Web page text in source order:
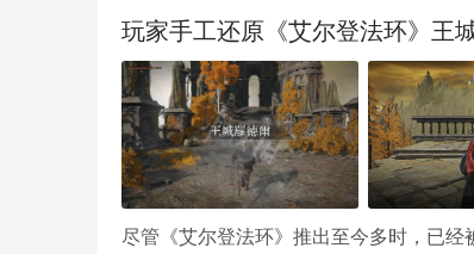
玩家手工还原《艾尔登法环》王
尽管《艾尔登法环》推出至今多时，已